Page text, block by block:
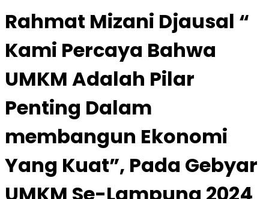
Rahmat Mizani Djausal “
Kami Percaya Bahwa
UMKM Adalah Pilar
Penting Dalam
membangun Ekonomi
Yang Kuat”, Pada Gebyar